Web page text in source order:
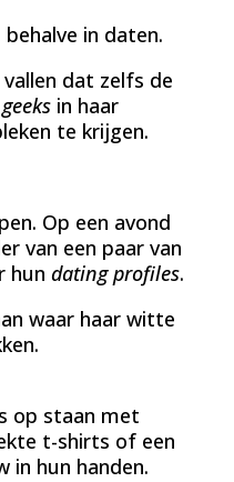
in daten.
dat zelfs de
geeksin haar
te krijgen.
Op een avond
van een paar van
hun dating profiles.
waar haar witte
op staan met
t-shirts of een
in hun handen.